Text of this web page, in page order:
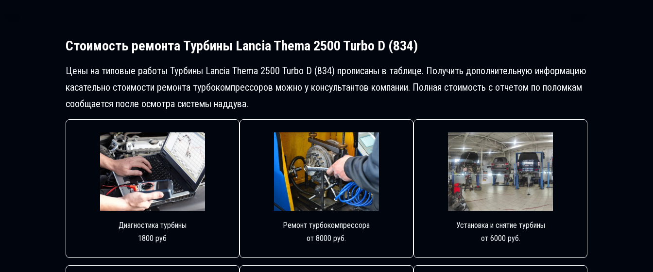
Стоимость ремонтаТурбины Lancia Thema 2500 Turbo D (834)
Цены на типовые работы Турбины Lancia Thema 2500 Turbo D (834) прописаны в таблице. Получить дополнительную информацию
касательно стоимости ремонта турбокомпрессоров можно у консультантов компании. Полная стоимость с отчетом по поломкам
сообщается после осмотра системы наддува.
Диагностика турбины
1800 руб
Ремонт турбокомпрессора
от 8000 руб.
Установка и снятие турбины
от 6000 руб.